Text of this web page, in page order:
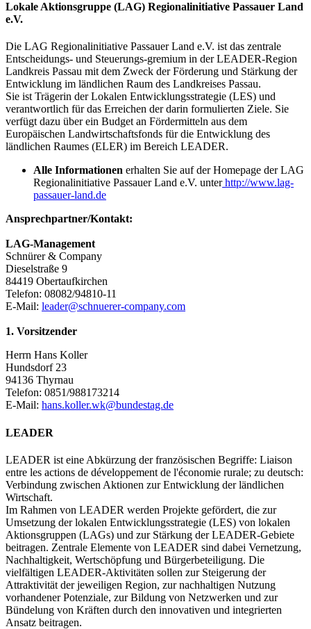
Lokale Aktionsgruppe (LAG) Regionalinitiative Passauer Land
e.V.
Die LAG Regionalinitiative Passauer Land e.V. ist das zentrale
Entscheidungs- und Steuerungs-gremium in der LEADER-Region
Landkreis Passau mit dem Zweck der Förderung und Stärkung der
Entwicklung im ländlichen Raum des Landkreises Passau.
Sie ist Trägerin der Lokalen Entwicklungsstrategie (LES) und
verantwortlich für das Erreichen der darin formulierten Ziele. Sie
verfügt dazu über ein Budget an Fördermitteln aus dem
Europäischen Landwirtschaftsfonds für die Entwicklung des
ländlichen Raumes (ELER) im Bereich LEADER.
Alle Informationen erhalten Sie auf der Homepage der LAG
Regionalinitiative Passauer Land e.V. unterhttp://www.lag-
passauer-land.de
Ansprechpartner/Kontakt:
LAG-Management
Schnürer & Company
Dieselstraße 9
84419 Obertaufkirchen
Telefon: 08082/94810-11
E-Mail: leader@schnuerer-company.com
1. Vorsitzender
Herrn Hans Koller
Hundsdorf 23
94136 Thyrnau
Telefon: 0851/988173214
E-Mail: hans.koller.wk@bundestag.de
LEADER
LEADER ist eine Abkürzung der französischen Begriffe: Liaison
entre les actions de développement de l'économie rurale; zu deutsch:
Verbindung zwischen Aktionen zur Entwicklung der ländlichen
Wirtschaft.
Im Rahmen von LEADER werden Projekte gefördert, die zur
Umsetzung der lokalen Entwicklungsstrategie (LES) von lokalen
Aktionsgruppen (LAGs) und zur Stärkung der LEADER-Gebiete
beitragen. Zentrale Elemente von LEADER sind dabei Vernetzung,
Nachhaltigkeit, Wertschöpfung und Bürgerbeteiligung. Die
vielfältigen LEADER-Aktivitäten sollen zur Steigerung der
Attraktivität der jeweiligen Region, zur nachhaltigen Nutzung
vorhandener Potenziale, zur Bildung von Netzwerken und zur
Bündelung von Kräften durch den innovativen und integrierten
Ansatz beitragen.